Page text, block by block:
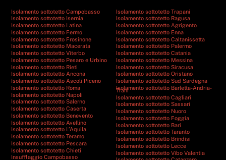
Isolamento sottotetto Campobasso
Isolamento sottotetto Isernia
Isolamento sottotetto Latina
Isolamento sottotetto Fermo
Isolamento sottotetto Frosinone
Isolamento sottotetto Macerata
Isolamento sottotetto Viterbo
Isolamento sottotetto Pesaro e Urbino
Isolamento sottotetto Rieti
Isolamento sottotetto Ancona
Isolamento sottotetto Ascoli Piceno
Isolamento sottotetto Roma
Isolamento sottotetto Napoli
Isolamento sottotetto Salerno
Isolamento sottotetto Caserta
Isolamento sottotetto Benevento
Isolamento sottotetto Avellino
Isolamento sottotetto L’Aquila
Isolamento sottotetto Teramo
Isolamento sottotetto Pescara
Isolamento sottotetto Chieti
Insufflaggio Campobasso
Isolamento sottotetto Trapani
Isolamento sottotetto Ragusa
Isolamento sottotetto Agrigento
Isolamento sottotetto Enna
Isolamento sottotetto Caltanissetta
Isolamento sottotetto Palermo
Isolamento sottotetto Catania
Isolamento sottotetto Messina
Isolamento sottotetto Siracusa
Isolamento sottotetto Oristano
Isolamento sottotetto Sud Sardegna
Isolamento sottotetto Barletta-Andria-
Trani
Isolamento sottotetto Cagliari
Isolamento sottotetto Sassari
Isolamento sottotetto Nuoro
Isolamento sottotetto Foggia
Isolamento sottotetto Bari
Isolamento sottotetto Taranto
Isolamento sottotetto Brindisi
Isolamento sottotetto Lecce
Isolamento sottotetto Vibo Valentia